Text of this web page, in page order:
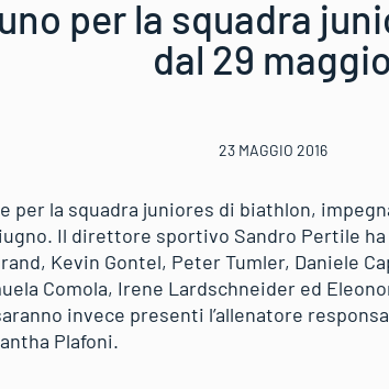
per la squadra
dal 29 maggio
23 MAGGIO 2016
la squadra juniores di biathlon,
Il direttore sportivo Sandro Pertile
Kevin Gontel, Peter Tumler, Daniele
Comola, Irene Lardschneider ed
invece presenti l’allenatore
Plafoni.